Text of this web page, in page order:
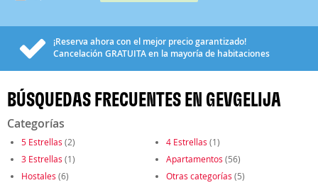
¡Reserva ahora con el mejor precio garantizado!
Cancelación GRATUITAen la mayoría de habitaciones
BÚSQUEDAS FRECUENTES EN GEVGELIJA
Categorías
5 Estrellas (2) 4 Estrellas (1)
3 Estrellas (1) Apartamentos (56)
Hostales (6) Otras categorías (5)